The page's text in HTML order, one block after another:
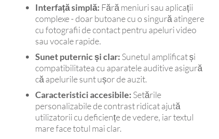
Interfață simplă: Fără meniuri sau aplicații
complexe - doar butoane cu o singură atingere
cu fotografii de contact pentru apeluri video
sau vocale rapide.
Sunet puternic și clar: Sunetul amplificat și
compatibilitatea cu aparatele auditive asigură
că apelurile sunt ușor de auzit.
Caracteristici accesibile: Setările
personalizabile de contrast ridicat ajută
utilizatorii cu deficiențe de vedere, iar textul
mare face totul mai clar.